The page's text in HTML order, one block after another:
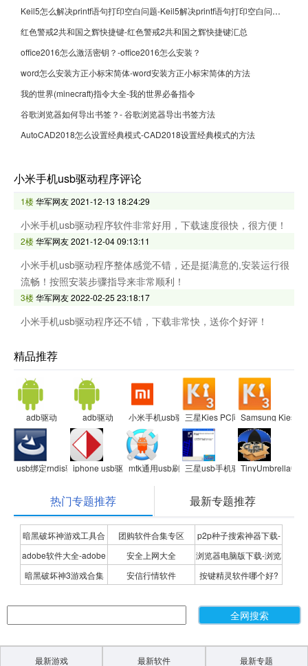
Keil5怎么解决printf语句打印空白问题-Keil5解决printf语句打印空白问题的方法
红色警戒2共和国之辉快捷键-红色警戒2共和国之辉快捷键汇总
office2016怎么激活密钥？-office2016怎么安装？
word怎么安装方正小标宋简体-word安装方正小标宋简体的方法
我的世界(minecraft)指令大全-我的世界必备指令
谷歌浏览器如何导出书签？- 谷歌浏览器导出书签方法
AutoCAD2018怎么设置经典模式-CAD2018设置经典模式的方法
小米手机usb驱动程序评论
1楼华军网友2021-12-13 18:24:29
小米手机usb驱动程序软件非常好用，下载速度很快，很方便！
2楼华军网友2021-12-04 09:13:11
小米手机usb驱动程序整体感觉不错，还是挺满意的,安装运行很
流畅！按照安装步骤指导来非常顺利！
3楼华军网友2022-02-25 23:18:17
小米手机usb驱动程序还不错，下载非常快，送你个好评！
精品推荐
adb驱动 adb驱动 小米手机usb驱动程序三星Kies PC同步工具Samsung Kies
usb绑定rndis驱动iphone usb驱动mtk通用usb刷机驱动三星usb手机驱动下载TinyUmbrella中
热门专题推荐 最新专题推荐
暗黑破坏神游戏工具合
集
团购软件合集专区
p2p种子搜索神器下载-
P2P种子搜索神器专题
adobe软件大全-adobe
全系列软件下载-adobe
安全上网大全
浏览器电脑版下载-浏览
器下载合集
暗黑破坏神3游戏合集 安信行情软件
按键精灵软件哪个好?
最新游戏 最新软件 最新专题